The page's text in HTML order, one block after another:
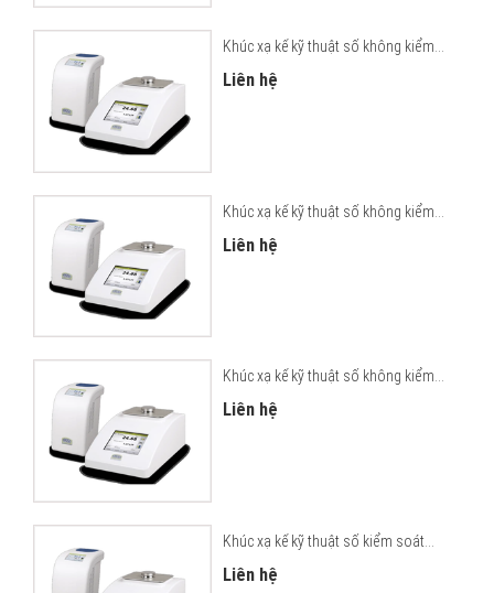
Khúc xạ kế kỹ thuật số không kiểm...
Liên hệ
Khúc xạ kế kỹ thuật số không kiểm...
Liên hệ
Khúc xạ kế kỹ thuật số không kiểm...
Liên hệ
Khúc xạ kế kỹ thuật số kiểm soát...
Liên hệ